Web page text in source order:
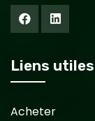
Liens utiles
Acheter